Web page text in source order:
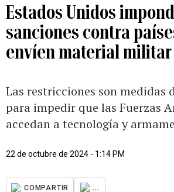
Estados Unidos
sanciones contra
envíen material militar
Las restricciones son medidas
para impedir que las Fuerzas
accedan a tecnología y
22 de octubre de 2024 - 1:14 PM
COMPARTIR ...